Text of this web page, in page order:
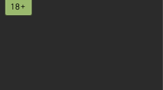
18+